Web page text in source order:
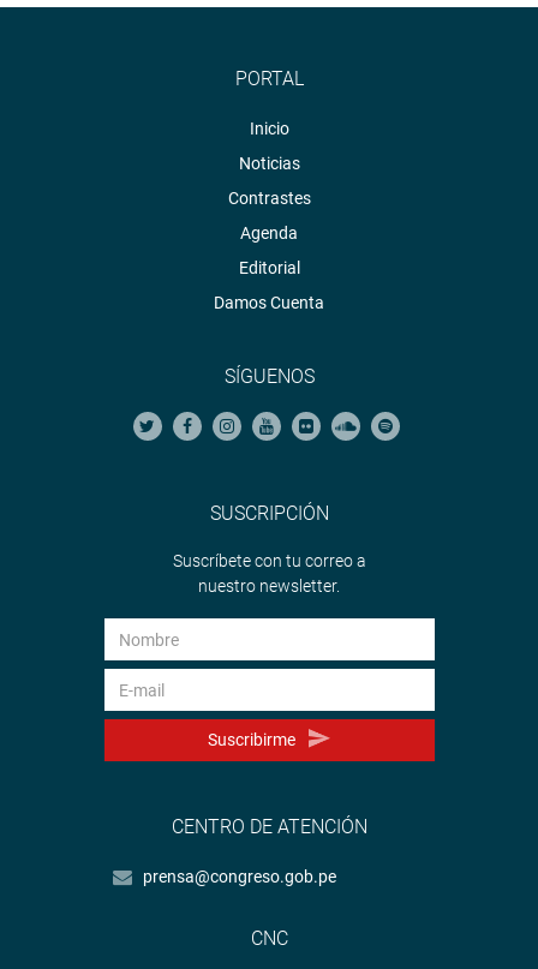
PORTAL
Inicio
Noticias
Contrastes
Agenda
Editorial
Damos Cuenta
SÍGUENOS
SUSCRIPCIÓN
Suscríbete con tu correo a
nuestro newsletter.
Suscribirme
CENTRO DE ATENCIÓN
prensa@congreso.gob.pe
CNC